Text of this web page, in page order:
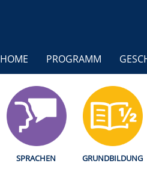
HOME PROGRAMM
SPRACHEN GRUNDBILDUNG